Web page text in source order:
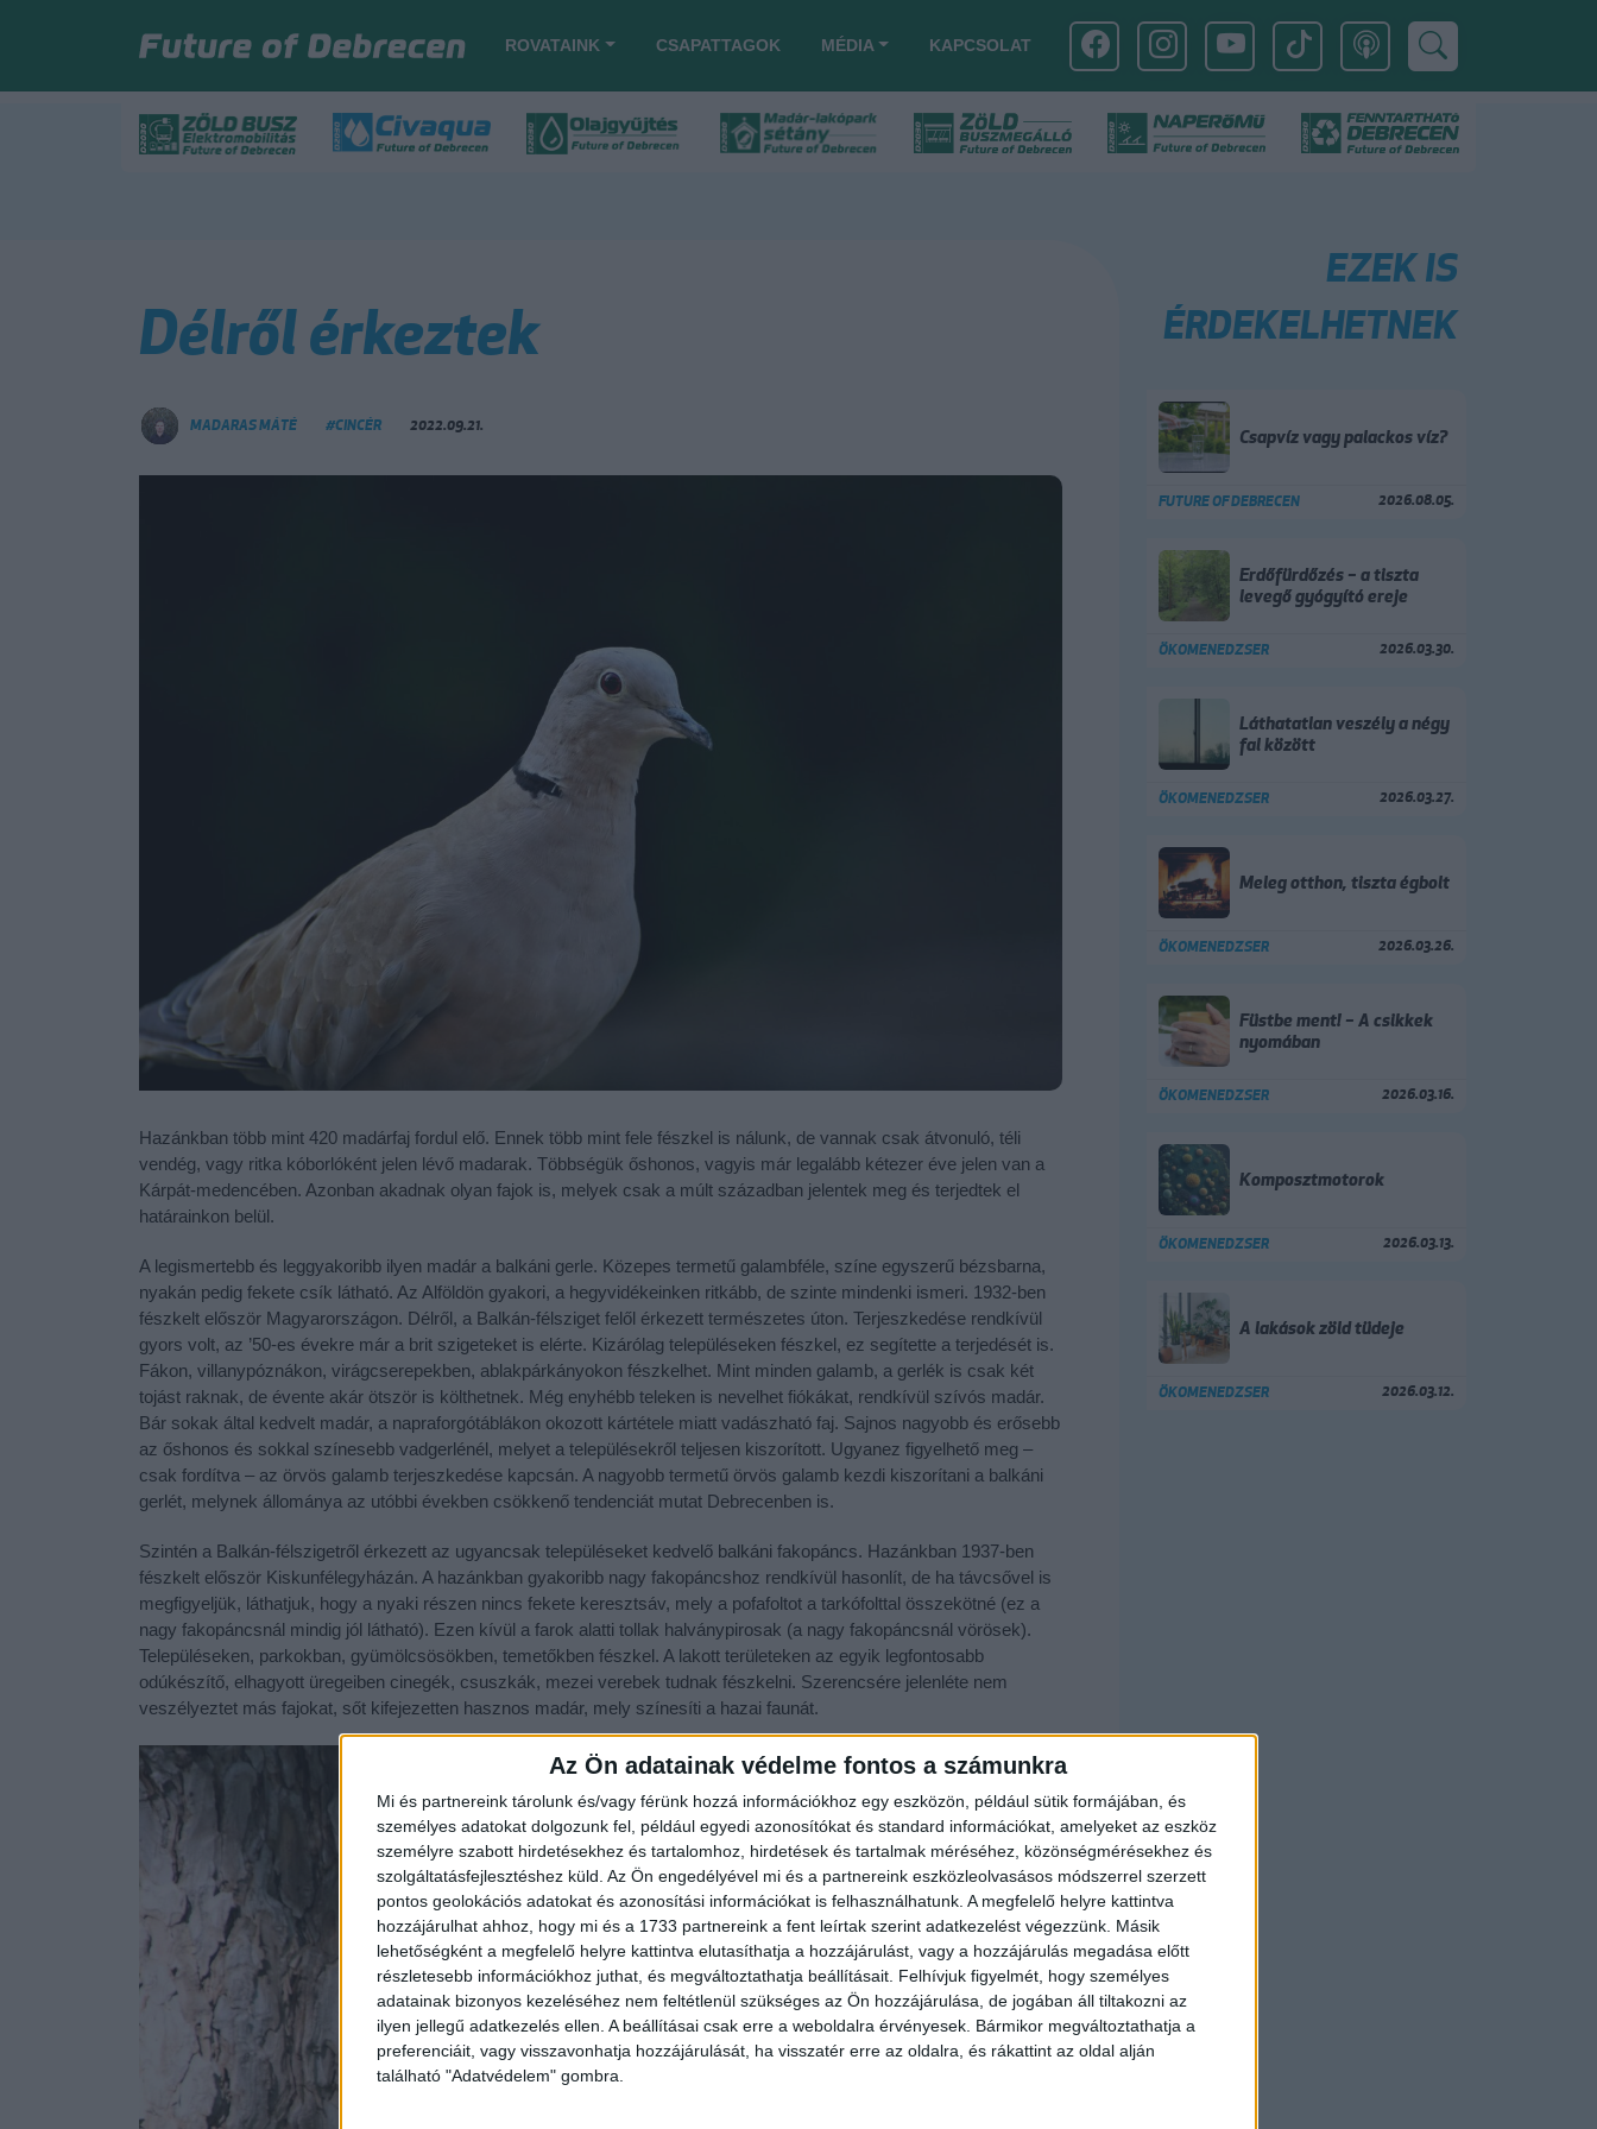
Az Ön adatainak védelme fontos a számunkra
Mi és partnereink tárolunk és/vagy férünk hozzá információkhoz egy eszközön, például sütik formájában, és
személyes adatokat dolgozunk fel, például egyedi azonosítókat és standard információkat, amelyeket az eszköz
személyre szabott hirdetésekhez és tartalomhoz, hirdetések és tartalmak méréséhez, közönségmérésekhez és
szolgáltatásfejlesztéshez küld. Az Ön engedélyével mi és a partnereink eszközleolvasásos módszerrel szerzett
pontos geolokációs adatokat és azonosítási információkat is felhasználhatunk. A megfelelő helyre kattintva
hozzájárulhat ahhoz, hogy mi és a 1733 partnereink a fent leírtak szerint adatkezelést végezzünk. Másik
lehetőségként a megfelelő helyre kattintva elutasíthatja a hozzájárulást, vagy a hozzájárulás megadása előtt
részletesebb információkhoz juthat, és megváltoztathatja beállításait. Felhívjuk figyelmét, hogy személyes
adatainak bizonyos kezeléséhez nem feltétlenül szükséges az Ön hozzájárulása, de jogában áll tiltakozni az
ilyen jellegű adatkezelés ellen. A beállításai csak erre a weboldalra érvényesek. Bármikor megváltoztathatja a
preferenciáit, vagy visszavonhatja hozzájárulását, ha visszatér erre az oldalra, és rákattint az oldal alján
található "Adatvédelem" gombra.
ROVATAINK CSAPATTAGOK MÉDIA KAPCSOLAT
Délről érkeztek
MADARAS MÁTÉ #CINCÉR 2022.09.21.
Hazánkban több mint 420 madárfaj fordul elő. Ennek több mint fele fészkel is nálunk, de vannak csak átvonuló, téli
vendég, vagy ritka kóborlóként jelen lévő madarak. Többségük őshonos, vagyis már legalább kétezer éve jelen van a
Kárpát-medencében. Azonban akadnak olyan fajok is, melyek csak a múlt században jelentek meg és terjedtek el
határainkon belül.
A legismertebb és leggyakoribb ilyen madár a balkáni gerle. Közepes termetű galambféle, színe egyszerű bézsbarna,
nyakán pedig fekete csík látható. Az Alföldön gyakori, a hegyvidékeinken ritkább, de szinte mindenki ismeri. 1932-ben
fészkelt először Magyarországon. Délről, a Balkán-félsziget felől érkezett természetes úton. Terjeszkedése rendkívül
gyors volt, az ’50-es évekre már a brit szigeteket is elérte. Kizárólag településeken fészkel, ez segítette a terjedését is.
Fákon, villanypóznákon, virágcserepekben, ablakpárkányokon fészkelhet. Mint minden galamb, a gerlék is csak két
tojást raknak, de évente akár ötször is költhetnek. Még enyhébb teleken is nevelhet fiókákat, rendkívül szívós madár.
Bár sokak által kedvelt madár, a napraforgótáblákon okozott kártétele miatt vadászható faj. Sajnos nagyobb és erősebb
az őshonos és sokkal színesebb vadgerlénél, melyet a településekről teljesen kiszorított. Ugyanez figyelhető meg –
csak fordítva – az örvös galamb terjeszkedése kapcsán. A nagyobb termetű örvös galamb kezdi kiszorítani a balkáni
gerlét, melynek állománya az utóbbi években csökkenő tendenciát mutat Debrecenben is.
Szintén a Balkán-félszigetről érkezett az ugyancsak településeket kedvelő balkáni fakopáncs. Hazánkban 1937-ben
fészkelt először Kiskunfélegyházán. A hazánkban gyakoribb nagy fakopáncshoz rendkívül hasonlít, de ha távcsővel is
megfigyeljük, láthatjuk, hogy a nyaki részen nincs fekete keresztsáv, mely a pofafoltot a tarkófolttal összekötné (ez a
nagy fakopáncsnál mindig jól látható). Ezen kívül a farok alatti tollak halványpirosak (a nagy fakopáncsnál vörösek).
Településeken, parkokban, gyümölcsösökben, temetőkben fészkel. A lakott területeken az egyik legfontosabb
odúkészítő, elhagyott üregeiben cinegék, csuszkák, mezei verebek tudnak fészkelni. Szerencsére jelenléte nem
veszélyeztet más fajokat, sőt kifejezetten hasznos madár, mely színesíti a hazai faunát.
EZEK IS
ÉRDEKELHETNEK
Csapvíz vagy palackos víz?
FUTURE OF DEBRECEN 2026.08.05.
Erdőfürdőzés – a tiszta
levegő gyógyító ereje
ÖKOMENEDZSER 2026.03.30.
Láthatatlan veszély a négy
fal között
ÖKOMENEDZSER 2026.03.27.
Meleg otthon, tiszta égbolt
ÖKOMENEDZSER 2026.03.26.
Füstbe ment! – A csikkek
nyomában
ÖKOMENEDZSER 2026.03.16.
Komposztmotorok
ÖKOMENEDZSER 2026.03.13.
A lakások zöld tüdeje
ÖKOMENEDZSER 2026.03.12.